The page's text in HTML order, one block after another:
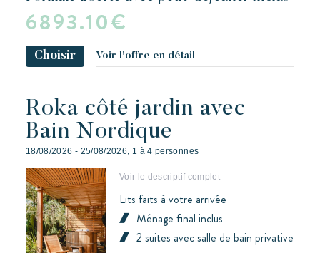
6893.10€
Choisir Voir l'offre en détail
Roka côté jardin avec
Bain Nordique
18/08/2026 - 25/08/2026, 1 à 4 personnes
Voir le descriptif complet
Lits faits à votre arrivée
Ménage final inclus
2 suites avec salle de bain privative